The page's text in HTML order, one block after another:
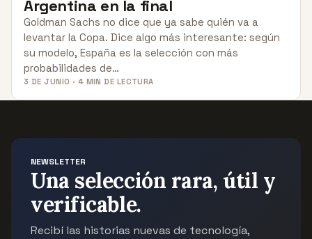
Argentina en la final
Goldman Sachs no dice que ya sabe quién va a
levantar la Copa. Dice algo más interesante: según
su modelo, España es la selección con más
probabilidades de…
3 DE JUNIO · 4 MIN DE LECTURA
NEWSLETTER
Una selección rara, útil y
verificable.
Recibí las historias nuevas de tecnología,